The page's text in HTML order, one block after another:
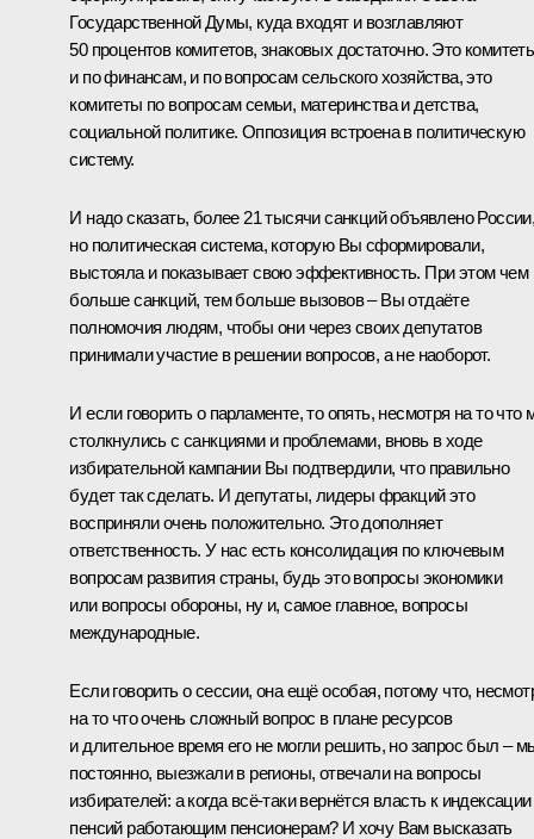
Государственной Думы, куда входят и возглавляют
50 процентов комитетов, знаковых достаточно. Это
и по финансам, и по вопросам сельского хозяйства, это
комитеты по вопросам семьи, материнства и детства,
социальной политике. Оппозиция встроена в политическую
систему.
И надо сказать, более 21 тысячи санкций объявлено
но политическая система, которую Вы сформировали,
выстояла и показывает свою эффективность. При этом чем
больше санкций, тем больше вызовов – Вы отдаёте
полномочия людям, чтобы они через своих депутатов
принимали участие в решении вопросов, а не наоборот.
И если говорить о парламенте, то опять, несмотря на то что
столкнулись с санкциями и проблемами, вновь в ходе
избирательной кампании Вы подтвердили, что правильно
будет так сделать. И депутаты, лидеры фракций это
восприняли очень положительно. Это дополняет
ответственность. У нас есть консолидация по ключевым
вопросам развития страны, будь это вопросы экономики
или вопросы обороны, ну и, самое главное, вопросы
международные.
Если говорить о сессии, она ещё особая, потому что,
на то что очень сложный вопрос в плане ресурсов
и длительное время его не могли решить, но запрос был –
постоянно, выезжали в регионы, отвечали на вопросы
избирателей: а когда всё-таки вернётся власть к индексации
пенсий работающим пенсионерам? И хочу Вам высказать